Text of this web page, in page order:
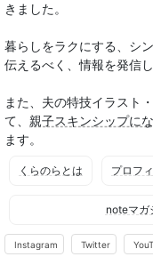
きました。
暮らしをラクにする、シ
伝えるべく、情報を発信し
また、夫の特技イラスト
て、 親子スキンシップに
ます。
くらのらとは プロフ
noteマガ
Instagram Twitter